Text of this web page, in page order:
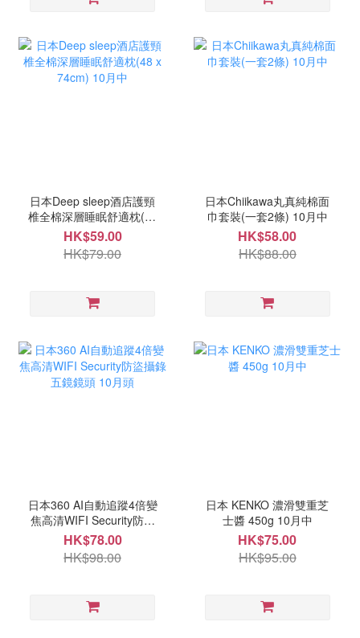
日本Deep sleep酒店護頸
椎全棉深層睡眠舒適枕(48
x 74cm) 10月中
HK$59.00
HK$79.00
日本Chiikawa丸真純棉面
巾套裝(一套2條) 10月中
HK$58.00
HK$88.00
日本360 AI自動追蹤4倍變
焦高清WIFI Security防盜
攝錄五鏡鏡頭 10月頭
HK$78.00
HK$98.00
日本 KENKO 濃滑雙重芝
士醬 450g 10月中
HK$75.00
HK$95.00